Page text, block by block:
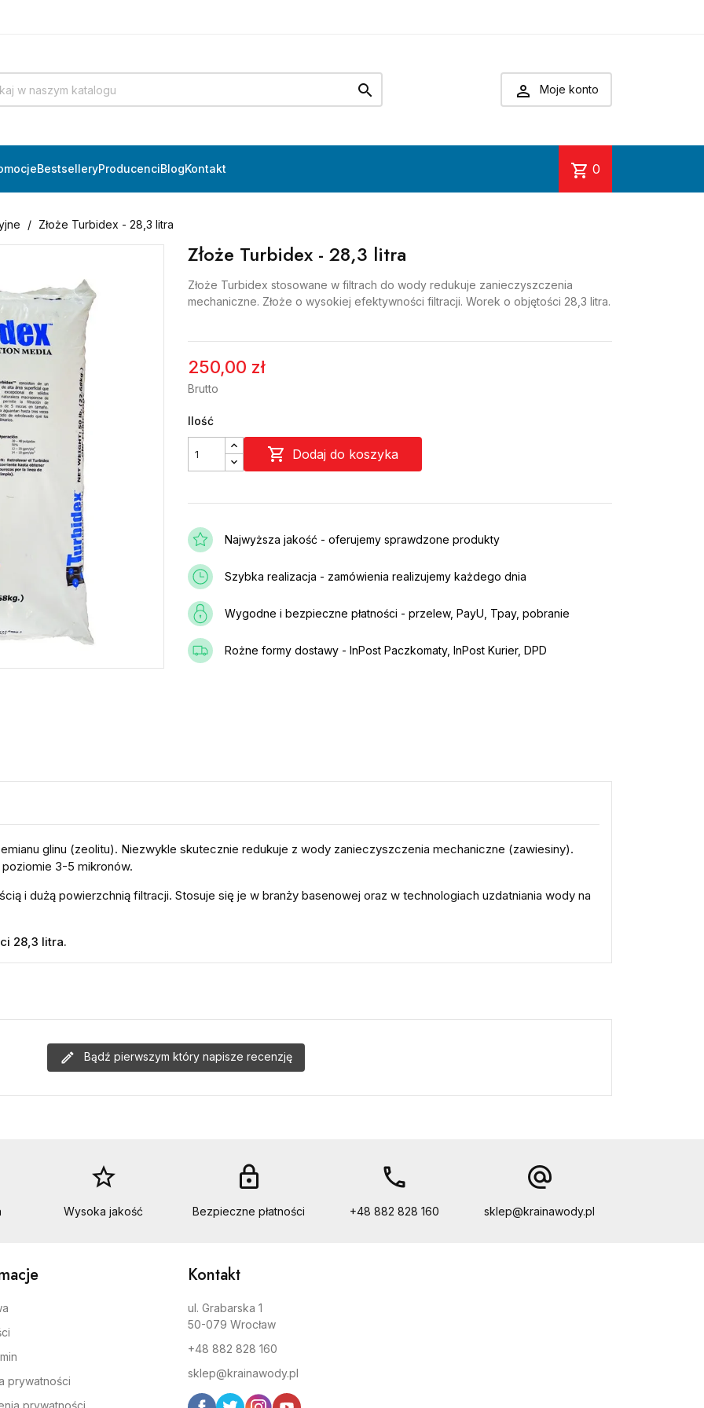
  Moje konto
BestselleryProducenciBlogKontakt shopping_cart 0
Złoże Turbidex - 28,3 litra
Złoże Turbidex - 28,3 litra
Złoże Turbidex stosowane w filtrach do wody redukuje zanieczyszczenia
mechaniczne. Złoże o wysokiej efektywności filtracji. Worek o objętości 28,3 litra.
250,00 zł
Brutto
Ilość
 Dodaj do koszyka
Najwyższa jakość - oferujemy sprawdzone produkty
Szybka realizacja - zamówienia realizujemy każdego dnia
Wygodne i bezpieczne płatności - przelew, PayU, Tpay, pobranie
Rożne formy dostawy - InPost Paczkomaty, InPost Kurier, DPD
glinu (zeolitu). Niezwykle skutecznie redukuje z wody zanieczyszczenia mechaniczne (zawiesiny).
3-5 mikronów.
i dużą powierzchnią filtracji. Stosuje się je w branży basenowej oraz w technologiach uzdatniania wody na
28,3 litra.
Bądź pierwszym który napisze recenzję
star_border
Wysoka jakość
lock
Bezpieczne płatności
call
+48 882 828 160
alternate_email
sklep@krainawody.pl
prywatności
prywatności
Kontakt
ul. Grabarska 1
50-079 Wrocław
+48 882 828 160
sklep@krainawody.pl